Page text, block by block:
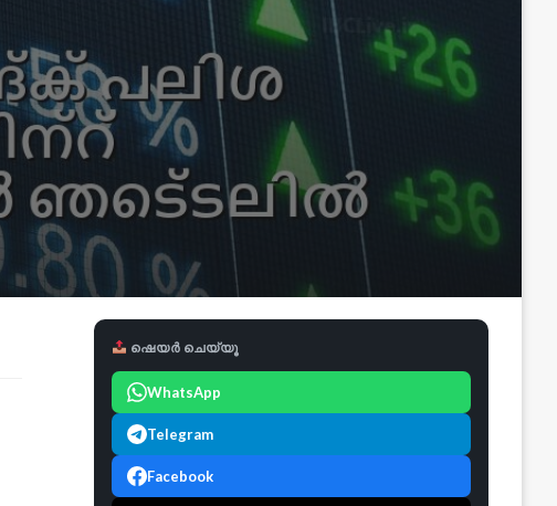
ഷെയർ ചെയ്യൂ
WhatsApp
Telegram
Facebook